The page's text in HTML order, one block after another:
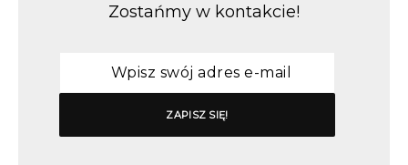
Zostańmy w kontakcie!